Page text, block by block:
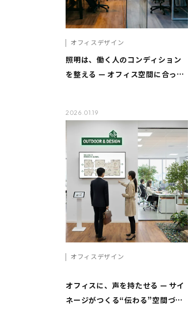
オフィスデザイン
照明は、働く人のコンディション
を整える — オフィス空間に合った
2026.01.19
オフィスデザイン
オフィスに、声を持たせる — サイ
ネージがつくる“伝わる”空間づく